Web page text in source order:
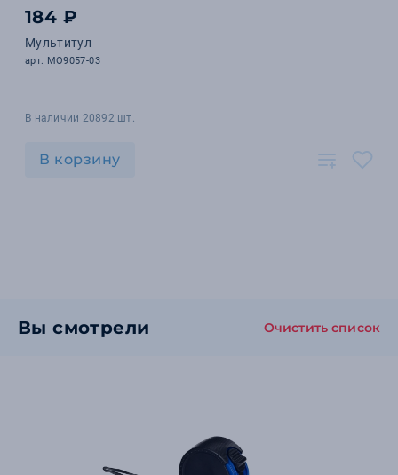
184 ₽
Мультитул
арт. MO9057-03
В наличии 20892 шт.
В корзину
Вы смотрели Очистить список